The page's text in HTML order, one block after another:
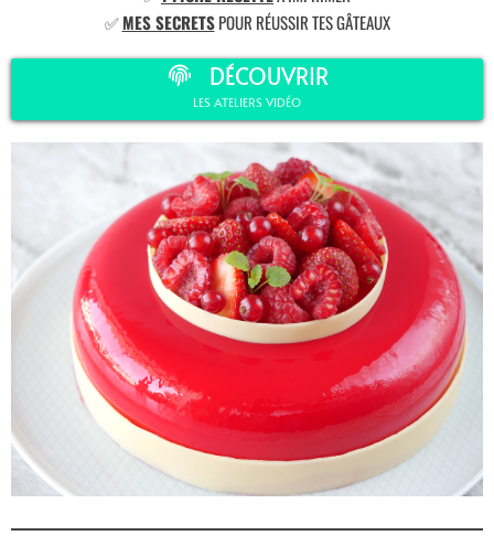
✅MES SECRETSPOUR RÉUSSIR TES GÂTEAUX
DÉCOUVRIR
LES ATELIERS VIDÉO